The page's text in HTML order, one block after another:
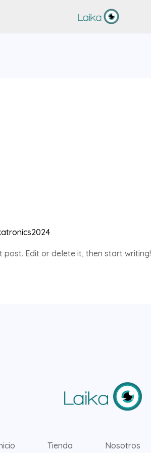
post. Edit or delete it, then start writing!
Tienda Nosotros